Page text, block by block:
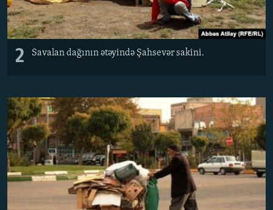
2 Savalan dağının ətəyində Şahsevər sakini.